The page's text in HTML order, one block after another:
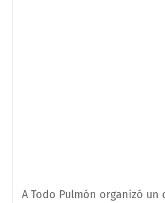
A Todo Pulmón organizó